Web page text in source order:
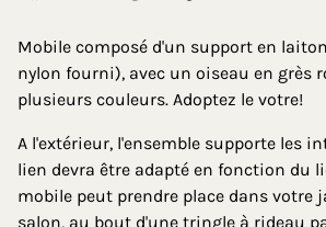
Mobile composé d'un support en
nylon fourni), avec un oiseau en grès
plusieurs couleurs. Adoptez le votre!
A l'extérieur, l'ensemble supporte les
lien devra être adapté en fonction du
mobile peut prendre place dans votre
salon, au bout d'une tringle à rideau